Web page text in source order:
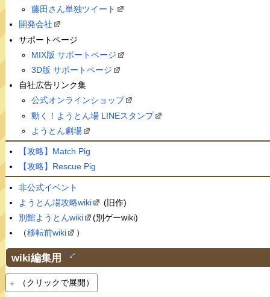
藤田さん単独ツイート
開発会社
サポートページ
MIX版 サポートページ
3D版 サポートページ
自社広告リンク集
公式オンラインショップ
動く！ようとん場 LINEスタンプ
ようとん劇場
【攻略】Match Pig
【攻略】Rescue Pig
非公式イベント
ようとん場攻略wiki
(旧作)
別館ようとんwiki
(別ゲーwiki)
（移転前wiki ）
wiki編集用 †
（クリックで展開）